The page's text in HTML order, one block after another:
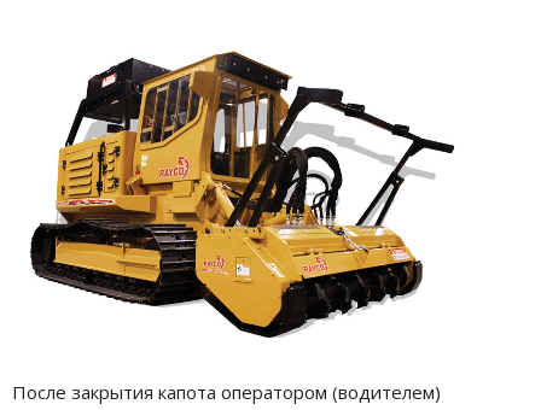
После закрытия капота оператором (водителем)